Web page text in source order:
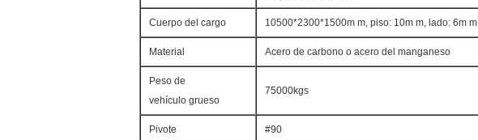
Cuerpo del cargo 10500*2300*1500m m, piso: 10m m, lado: 6m m
Material Acero de carbono o acero del manganeso
Peso de
vehículo grueso
75000kgs
Pivote #90